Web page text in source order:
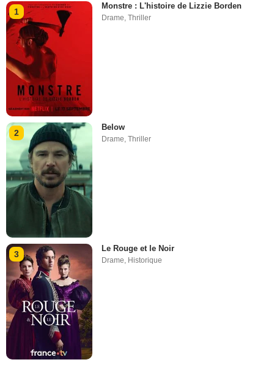
1
Monstre : L'histoire de Lizzie Borden
Drame,Thriller
2
Below
Drame,Thriller
3
Le Rouge et le Noir
Drame, Historique